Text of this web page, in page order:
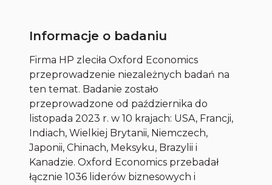
Informacje o badaniu
Firma HP zleciła Oxford Economics
przeprowadzenie niezależnych badań na
ten temat. Badanie zostało
przeprowadzone od października do
listopada 2023 r. w 10 krajach: USA, Francji,
Indiach, Wielkiej Brytanii, Niemczech,
Japonii, Chinach, Meksyku, Brazylii i
Kanadzie. Oxford Economics przebadał
łącznie 1036 liderów biznesowych i